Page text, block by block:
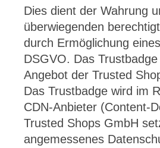
Dies dient der Wahrung
überwiegenden
durch Ermöglichung
DSGVO. Das
Angebot der Trusted
Das Trustbadge wird im
CDN-Anbieter (Content-
Trusted Shops GmbH
angemessenes